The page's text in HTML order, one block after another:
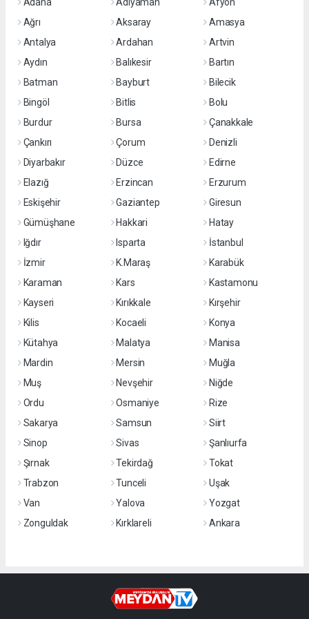
Ağrı
Aksaray
Amasya
Antalya
Ardahan
Artvin
Aydın
Balıkesir
Bartın
Batman
Bayburt
Bilecik
Bingöl
Bitlis
Bolu
Burdur
Bursa
Çanakkale
Çankırı
Çorum
Denizli
Diyarbakır
Düzce
Edirne
Elazığ
Erzincan
Erzurum
Eskişehir
Gaziantep
Giresun
Gümüşhane
Hakkari
Hatay
Iğdır
Isparta
İstanbul
İzmir
K.Maraş
Karabük
Karaman
Kars
Kastamonu
Kayseri
Kırıkkale
Kırşehir
Kilis
Kocaeli
Konya
Kütahya
Malatya
Manisa
Mardin
Mersin
Muğla
Muş
Nevşehir
Niğde
Ordu
Osmaniye
Rize
Sakarya
Samsun
Siirt
Sinop
Sivas
Şanlıurfa
Şırnak
Tekirdağ
Tokat
Trabzon
Tunceli
Uşak
Van
Yalova
Yozgat
Zonguldak
Kırklareli Ankara